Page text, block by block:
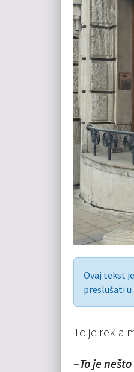
Ovaj tekst
preslušati
To je rekla
–To je